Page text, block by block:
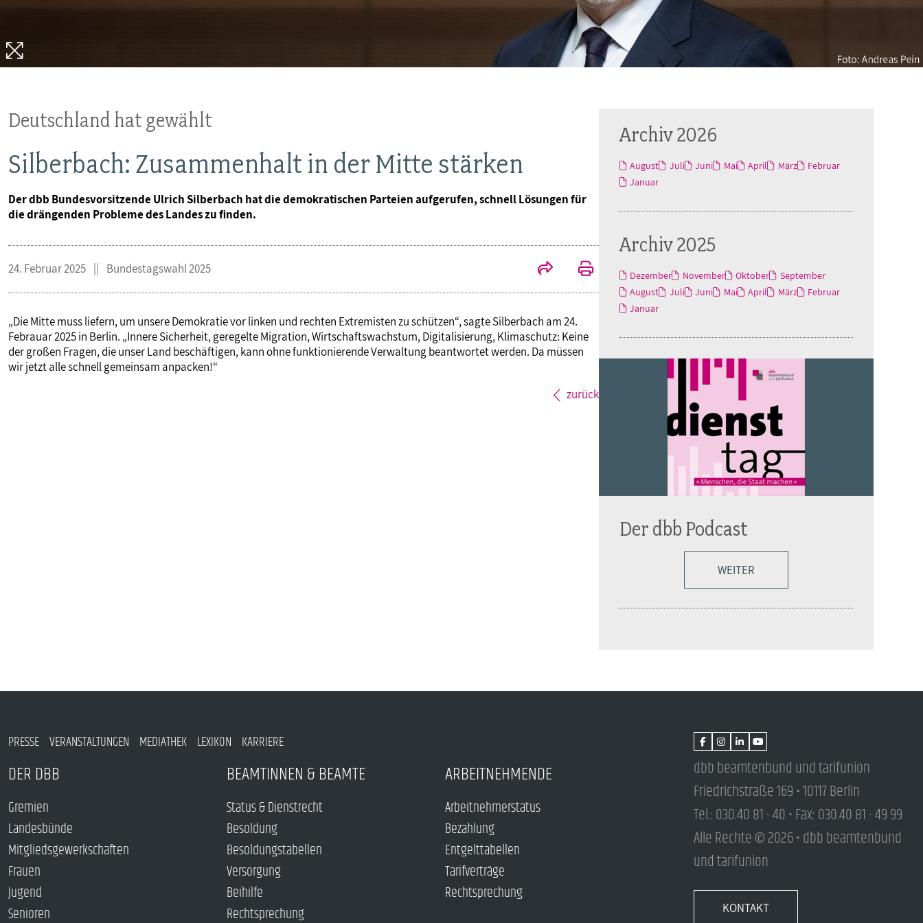
Jugend
Beihilfe
Rechtsprechung
Europa
MITGLIEDSCHAFT & SERVICE
Verlag
Deutschland hat gewählt
Silberbach: Zusammenhalt in der Mitte stärken
Der dbb Bundesvorsitzende Ulrich Silberbach hat die demokratischen Parteien aufgerufen, schnell Lösungen für
die drängenden Probleme des Landes zu finden.
24. Februar 2025 Bundestagswahl 2025
„Die Mitte muss liefern, um unsere Demokratie vor linken und rechten Extremisten zu schützen“, sagte Silberbach am 24.
Febrauar 2025 in Berlin. „Innere Sicherheit, geregelte Migration, Wirtschaftswachstum, Digitalisierung, Klimaschutz: Keine
der großen Fragen, die unser Land beschäftigen, kann ohne funktionierende Verwaltung beantwortet werden. Da müssen
wir jetzt alle schnell gemeinsam anpacken!“
zurück
Archiv 2026
August Juli Juni Mai April März
Februar
Januar
Archiv 2025
Dezember November Oktober
September
August
Juli Juni Mai April März
Februar
Januar
Der dbb Podcast
WEITER
PRESSE VERANSTALTUNGEN MEDIATHEK LEXIKON KARRIERE
DER DBB
Gremien
Landesbünde
Mitgliedsgewerkschaften
Frauen
Jugend
Senioren
BEAMTINNEN & BEAMTE
Status & Dienstrecht
Besoldung
Besoldungstabellen
Versorgung
Beihilfe
Rechtsprechung
ARBEITNEHMENDE
Arbeitnehmerstatus
Bezahlung
Entgelttabellen
Tarifverträge
Rechtsprechung
dbb beamtenbund und tarifunion
Friedrichstraße 169 • 10117 Berlin
Tel.: 030.40 81 - 40 • Fax: 030.40 81 - 49 99
Alle Rechte © 2026 • dbb beamtenbund
und tarifunion
KONTAKT